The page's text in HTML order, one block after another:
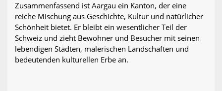
Zusammenfassend ist Aargau ein Kanton, der eine
reiche Mischung aus Geschichte, Kultur und natürlicher
Schönheit bietet. Er bleibt ein wesentlicher Teil der
Schweiz und zieht Bewohner und Besucher mit seinen
lebendigen Städten, malerischen Landschaften und
bedeutenden kulturellen Erbe an.